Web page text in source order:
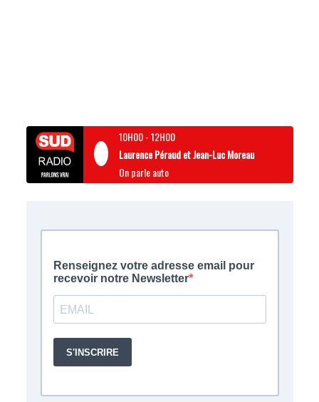
10H00-12H00
Laurence Péraud et Jean-Luc Moreau
On parle auto